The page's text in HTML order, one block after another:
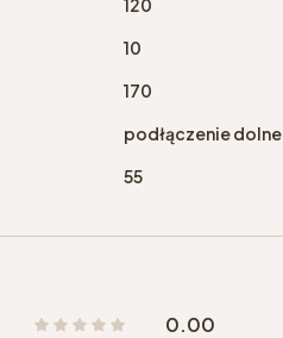
120
10
170
podłączenie dolne
55
0.00